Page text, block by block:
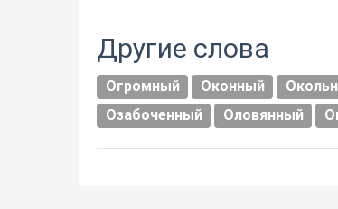
Другие слова
Огромный Оконный
Озабоченный
Оловянный